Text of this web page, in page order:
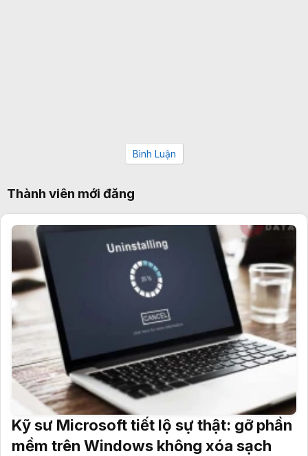
Bình Luận
Thành viên mới đăng
Kỹ sư Microsoft tiết lộ sự thật: gỡ phần
mềm trên Windows không xóa sạch